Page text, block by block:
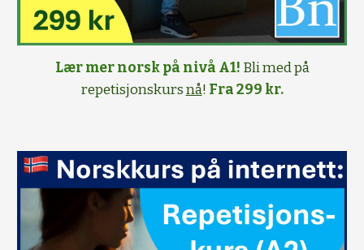
Lær mer norsk på nivå A1! Bli med på
repetisjonskursnå! Fra 299 kr.